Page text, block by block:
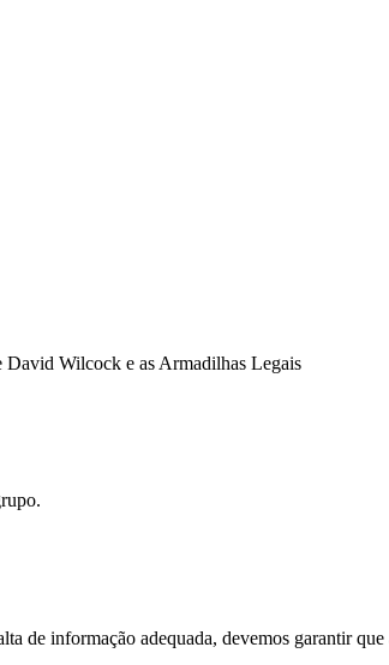
David Wilcock e as Armadilhas Legais
de informação adequada, devemos garantir